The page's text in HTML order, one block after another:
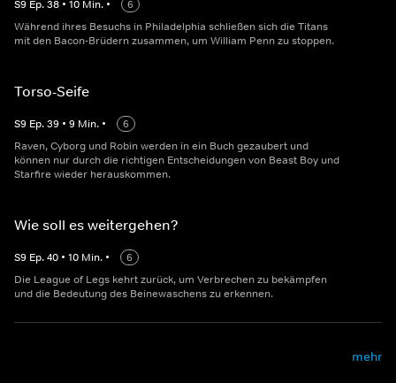
S9 Ep.38 • 10 Min. •
6
Während ihres Besuchs in Philadelphia schließen sich die Titans
mit den Bacon-Brüdern zusammen, um William Penn zu stoppen.
Torso-Seife
S9 Ep.39 • 9 Min. •
6
Raven, Cyborg und Robin werden in ein Buch gezaubert und
können nur durch die richtigen Entscheidungen von Beast Boy und
Starfire wieder herauskommen.
Wie soll es weitergehen?
S9 Ep.40 • 10 Min. •
6
Die League of Legs kehrt zurück, um Verbrechen zu bekämpfen
und die Bedeutung des Beinewaschens zu erkennen.
mehr